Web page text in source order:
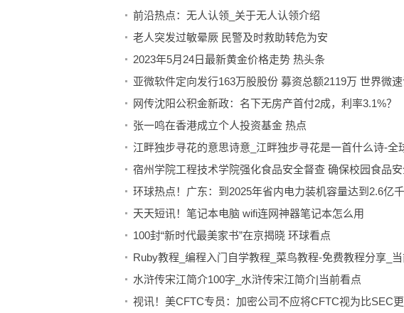
前沿热点：无人认领_关于无人认领介绍
老人突发过敏晕厥 民警及时救助转危为安
2023年5月24日最新黄金价格走势 热头条
亚微软件定向发行163万股股份 募资总额2119万 世界微速
网传沈阳公积金新政：名下无房产首付2成，利率3.1%？
张一鸣在香港成立个人投资基金 热点
江畔独步寻花的意思诗意_江畔独步寻花是一首什么诗-全
宿州学院工程技术学院强化食品安全督查 确保校园食品
天天短讯！笔记本电脑 wifi连网神器笔记本怎么用
100封“新时代最美家书”在京揭晓 环球看点
Ruby教程_编程入门自学教程_菜鸟教程-免费教程分享_
水浒传宋江简介100字_水浒传宋江简介|当前看点
视讯！美CFTC专员：加密公司不应将CFTC视为比SEC